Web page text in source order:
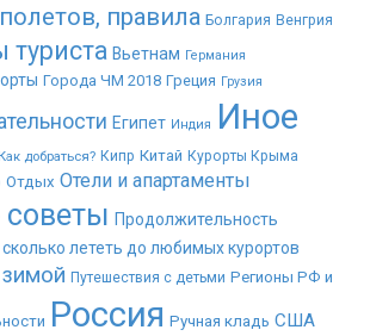
правила Болгария Венгрия
туриста Вьетнам Германия
Города ЧМ 2018 Греция Грузия
Египет Индия Иное
Как добраться? Кипр Китай Курорты Крыма
Отдых Отели и апартаменты
Продолжительность
лететь до любимых курортов
Путешествия с детьми Регионы РФ и
Россия Ручная кладь США